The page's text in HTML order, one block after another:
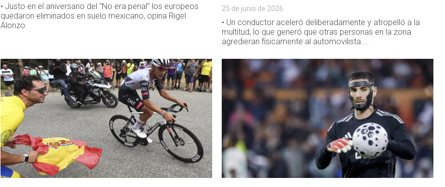
• Justo en el aniversario del “No era penal” los europeos
quedaron eliminados en suelo mexicano, opina Rigel
Alonzo.
25 de junio de 2026
• Un conductor aceleró deliberadamente y atropelló a la
multitud, lo que generó que otras personas en la zona
agredieran físicamente al automovilista....